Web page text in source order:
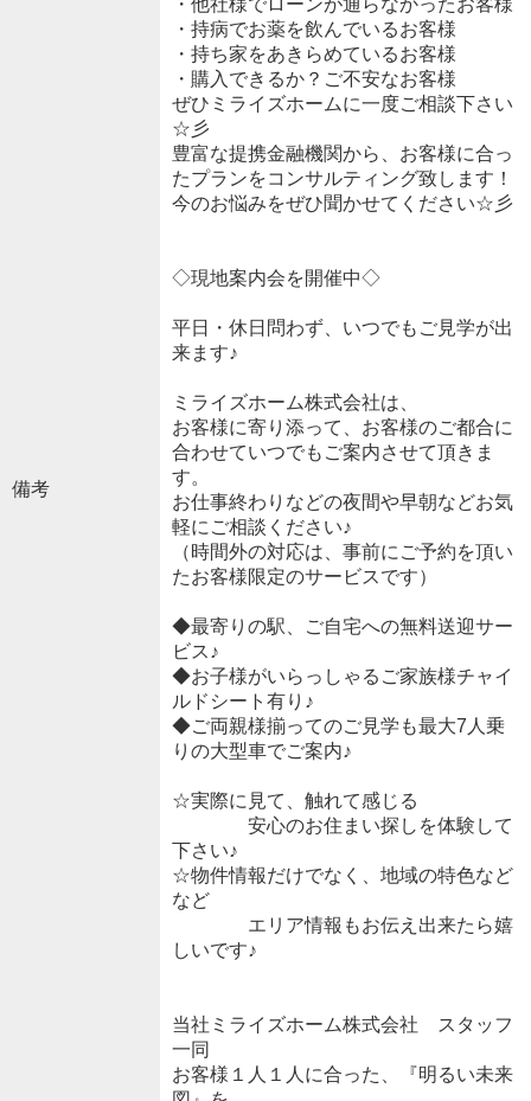
備考
・持病でお薬を飲んでいるお客様
・持ち家をあきらめているお客様
・購入できるか？ご不安なお客様
ぜひミライズホームに一度ご相談下さい
☆彡
豊富な提携金融機関から、お客様に合っ
たプランをコンサルティング致します！
今のお悩みをぜひ聞かせてください☆彡
◇現地案内会を開催中◇
平日・休日問わず、いつでもご見学が出
来ます♪
ミライズホーム株式会社は、
お客様に寄り添って、お客様のご都合に
合わせていつでもご案内させて頂きま
す。
お仕事終わりなどの夜間や早朝などお気
軽にご相談ください♪
（時間外の対応は、事前にご予約を頂い
たお客様限定のサービスです）
◆最寄りの駅、ご自宅への無料送迎サー
ビス♪
◆お子様がいらっしゃるご家族様チャイ
ルドシート有り♪
◆ご両親様揃ってのご見学も最大7人乗
りの大型車でご案内♪
☆実際に見て、触れて感じる
安心のお住まい探しを体験して
下さい♪
☆物件情報だけでなく、地域の特色など
など
エリア情報もお伝え出来たら嬉
しいです♪
当社ミライズホーム株式会社 スタッフ
一同
お客様１人１人に合った、『明るい未来